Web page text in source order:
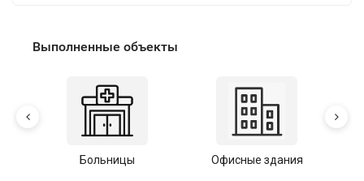
Выполненные объекты
Больницы Офисные здания